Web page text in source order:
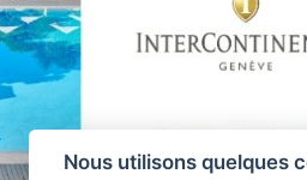
Nous utilisons quelques